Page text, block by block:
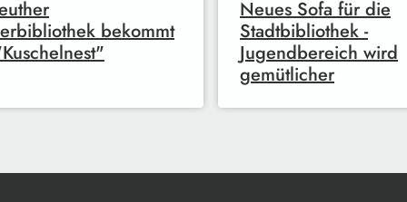
bekommt
Neues Sofa für die
Stadtbibliothek -
Jugendbereich wird
gemütlicher